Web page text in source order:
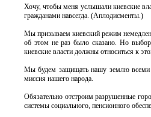
Хочу, чтобы меня услышали киевские
гражданами навсегда. (Аплодисменты.)
Мы призываем киевский режим
об этом не раз было сказано. Но
киевские власти должны относиться к
Мы будем защищать нашу землю всеми
миссия нашего народа.
Обязательно отстроим разрушенные
системы социального, пенсионного